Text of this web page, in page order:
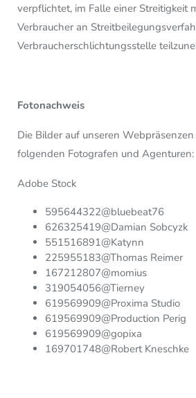
verpflichtet, im Falle einer Streitigkeit
Verbraucher an
Verbraucherschlichtungsstelle
Fotonachweis
Die Bilder auf unseren
folgenden Fotografen und Agenturen:
Adobe Stock
595644322@bluebeat76
626325419@Damian Sobcyzk
551516891@Katynn
225955183@Thomas Reimer
167212807@momius
319054056@Tierney
619569909@Proxima Studio
619569909@Production Perig
619569909@gopixa
169701748@Robert Kneschke